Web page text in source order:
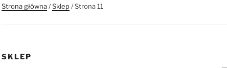
Strona główna/Sklep/ Strona 11
SKLEP